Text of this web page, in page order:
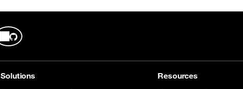
Solutions
Resources